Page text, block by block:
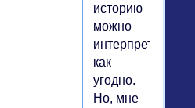
историю
можно
как
угодно.
Но, мне